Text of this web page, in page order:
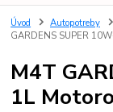
Úvod Autopotreby
GARDENS SUPER
M4T
1L